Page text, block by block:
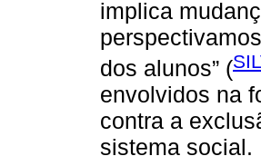
implica
dos alunos” (
envolvidos na
contra a
sistema social.